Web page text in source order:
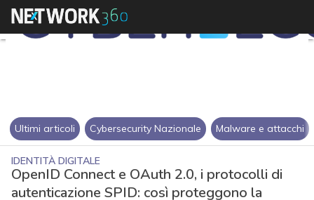
Ultimi articoli Cybersecurity Nazionale Malware e attacchi
IDENTITÀ DIGITALE
OpenID Connect e OAuth 2.0, i protocolli di
autenticazione SPID: così proteggono la